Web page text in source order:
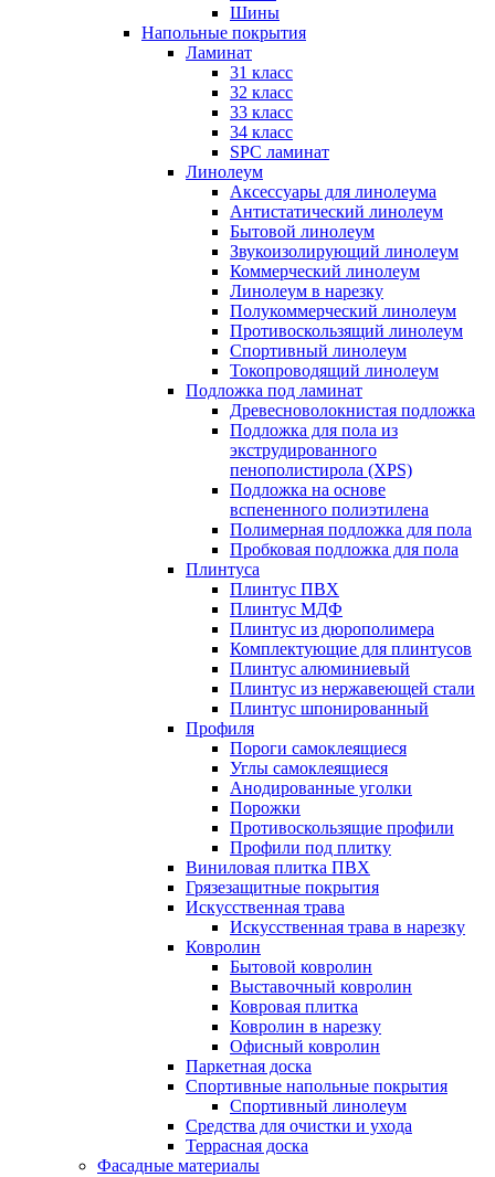
Шины
Напольные покрытия
Ламинат
31 класс
32 класс
33 класс
34 класс
SPC ламинат
Линолеум
Аксессуары для линолеума
Антистатический линолеум
Бытовой линолеум
Звукоизолирующий линолеум
Коммерческий линолеум
Линолеум в нарезку
Полукоммерческий линолеум
Противоскользящий линолеум
Спортивный линолеум
Токопроводящий линолеум
Подложка под ламинат
Древесноволокнистая подложка
Подложка для пола из
экструдированного
пенополистирола (XPS)
Подложка на основе
вспененного полиэтилена
Полимерная подложка для пола
Пробковая подложка для пола
Плинтуса
Плинтус ПВХ
Плинтус МДФ
Плинтус из дюрополимера
Комплектующие для плинтусов
Плинтус алюминиевый
Плинтус из нержавеющей стали
Плинтус шпонированный
Профиля
Пороги самоклеящиеся
Углы самоклеящиеся
Анодированные уголки
Порожки
Противоскользящие профили
Профили под плитку
Виниловая плитка ПВХ
Грязезащитные покрытия
Искусственная трава
Искусственная трава в нарезку
Ковролин
Бытовой ковролин
Выставочный ковролин
Ковровая плитка
Ковролин в нарезку
Офисный ковролин
Паркетная доска
Спортивные напольные покрытия
Спортивный линолеум
Средства для очистки и ухода
Террасная доска
Фасадные материалы